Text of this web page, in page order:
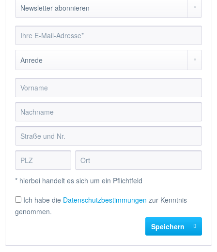
* hierbei handelt es sich um ein Pflichtfeld
Ich habe die Datenschutzbestimmungen zur Kenntnis
genommen.
Speichern